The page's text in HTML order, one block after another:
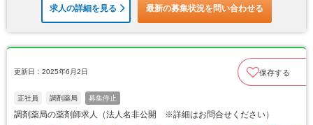
求人の詳細を見る 最新の募集状況を問い合わせる
更新日：2025年6月2日 保存する
正社員 調剤薬局 募集停止
調剤薬局の薬剤師求人（法人名非公開 ※詳細はお問合せください）